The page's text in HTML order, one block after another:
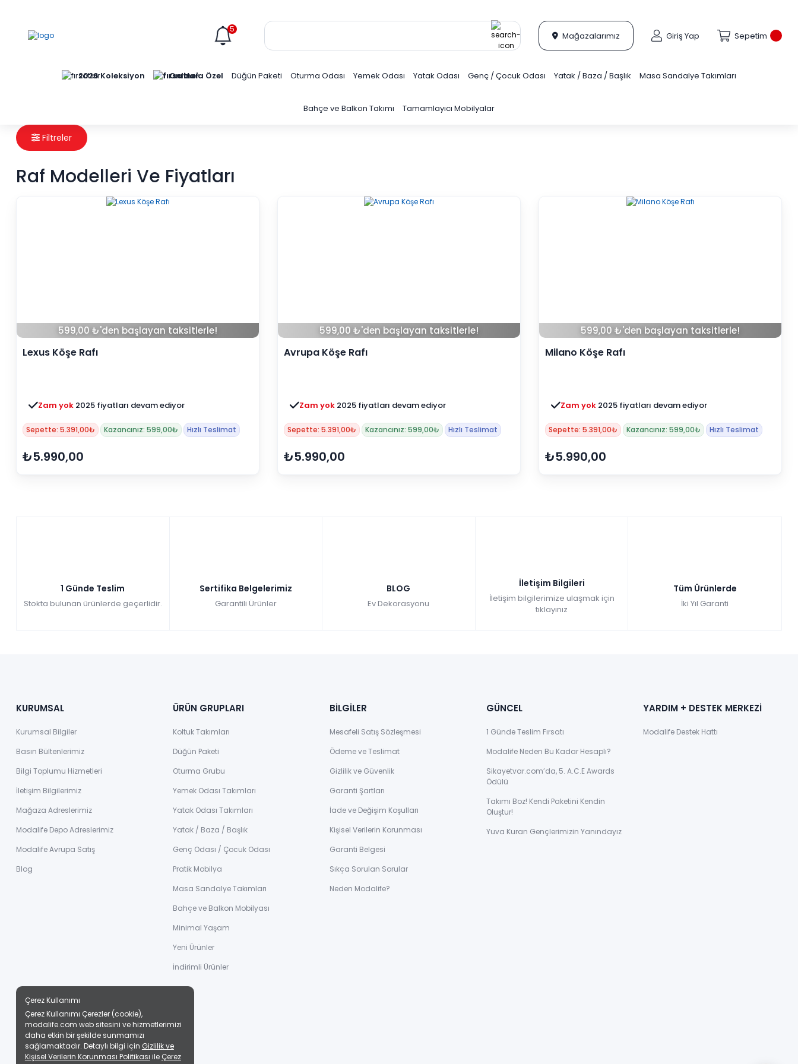
5
Mağazalarımız Giriş Yap Sepetim
2026 Koleksiyon Online'a Özel Düğün Paketi Oturma Odası Yemek Odası Yatak Odası Genç / Çocuk Odası Yatak / Baza / Başlık Masa Sandalye Takımları
Bahçe ve Balkon Takımı Tamamlayıcı Mobilyalar
Filtreler
Raf Modelleri Ve Fiyatları
599,00 ₺'den başlayan taksitlerle!
Lexus Köşe Rafı
Zam yok 2025 fiyatları devam ediyor
Sepette: 5.391,00₺ Kazancınız: 599,00₺ Hızlı Teslimat
₺5.990,00
599,00 ₺'den başlayan taksitlerle!
Avrupa Köşe Rafı
Zam yok 2025 fiyatları devam ediyor
Sepette: 5.391,00₺ Kazancınız: 599,00₺ Hızlı Teslimat
₺5.990,00
599,00 ₺'den başlayan taksitlerle!
Milano Köşe Rafı
Zam yok 2025 fiyatları devam ediyor
Sepette: 5.391,00₺ Kazancınız: 599,00₺ Hızlı Teslimat
₺5.990,00
1 Günde Teslim
Stokta bulunan ürünlerde geçerlidir.
Sertifika Belgelerimiz
Garantili Ürünler
BLOG
Ev Dekorasyonu
İletişim Bilgileri
İletişim bilgilerimize ulaşmak için
tıklayınız
Tüm Ürünlerde
İki Yıl Garanti
KURUMSAL
Kurumsal Bilgiler
Basın Bültenlerimiz
Bilgi Toplumu Hizmetleri
İletişim Bilgilerimiz
Mağaza Adreslerimiz
Modalife Depo Adreslerimiz
Modalife Avrupa Satış
Blog
ÜRÜN GRUPLARI
Koltuk Takımları
Düğün Paketi
Oturma Grubu
Yemek Odası Takımları
Yatak Odası Takımları
Yatak / Baza / Başlık
Genç Odası / Çocuk Odası
Pratik Mobilya
Masa Sandalye Takımları
Bahçe ve Balkon Mobilyası
Minimal Yaşam
Yeni Ürünler
İndirimli Ürünler
BİLGİLER
Mesafeli Satış Sözleşmesi
Ödeme ve Teslimat
Gizlilik ve Güvenlik
Garanti Şartları
İade ve Değişim Koşulları
Kişisel Verilerin Korunması
Garanti Belgesi
Sıkça Sorulan Sorular
Neden Modalife?
GÜNCEL
1 Günde Teslim Fırsatı
Modalife Neden Bu Kadar Hesaplı?
Sikayetvar.com’da, 5. A.C.E Awards
Ödülü
Takımı Boz! Kendi Paketini Kendin
Oluştur!
Yuva Kuran Gençlerimizin Yanındayız
YARDIM + DESTEK MERKEZİ
Modalife Destek Hattı
Çerez Kullanımı
Çerez Kullanımı Çerezler (cookie),
modalife.com web sitesini ve hizmetlerimizi
daha etkin bir şekilde sunmamızı
sağlamaktadır. Detaylı bilgi için Gizlilik ve
Kişisel Verilerin Korunması Politikası ile Çerez